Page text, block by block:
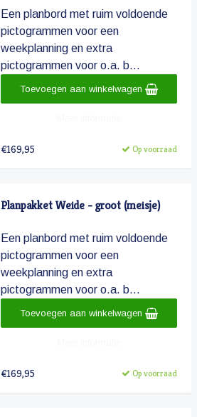
Een planbord met ruim voldoende
pictogrammen voor een
weekplanning en extra
pictogrammen voor o.a. b...
€169,95 Op voorraad
Toevoegen aan winkelwagen
Planpakket Weide - groot (meisje)
Een planbord met ruim voldoende
pictogrammen voor een
weekplanning en extra
pictogrammen voor o.a. b...
€169,95 Op voorraad
Toevoegen aan winkelwagen